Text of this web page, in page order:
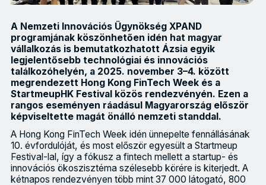
A Nemzeti Innovációs Ügynökség XPAND
programjának köszönhetően idén hat magyar
vállalkozás is bemutatkozhatott Ázsia egyik
legjelentősebb technológiai és innovációs
találkozóhelyén, a 2025. november 3–4. között
megrendezett Hong Kong FinTech Week és a
StartmeupHK Festival közös rendezvényén. Ezen a
rangos eseményen ráadásul Magyarország először
képviseltette magát önálló nemzeti standdal.
A Hong Kong FinTech Week idén ünnepelte fennállásának
10. évfordulóját, és most először egyesült a Startmeup
Festival-lal, így a fókusz a fintech mellett a startup- és
innovációs ökoszisztéma szélesebb körére is kiterjedt. A
kétnapos rendezvényen több mint 37 000 látogató, 800